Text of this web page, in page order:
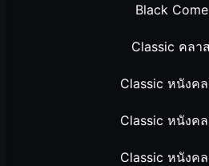
Black
Classic คลา
Classic หนังค
Classic หนังค
Classic หนังค